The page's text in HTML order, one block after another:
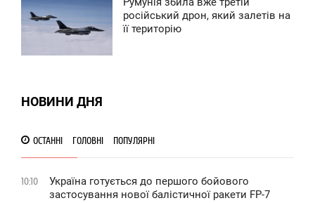
російський дрон, який залетів на
її територію
НОВИНИ ДНЯ
ОСТАННІ ГОЛОВНІ ПОПУЛЯРНІ
10:10
Україна готується до першого бойового
застосування нової балістичної ракети FP-7